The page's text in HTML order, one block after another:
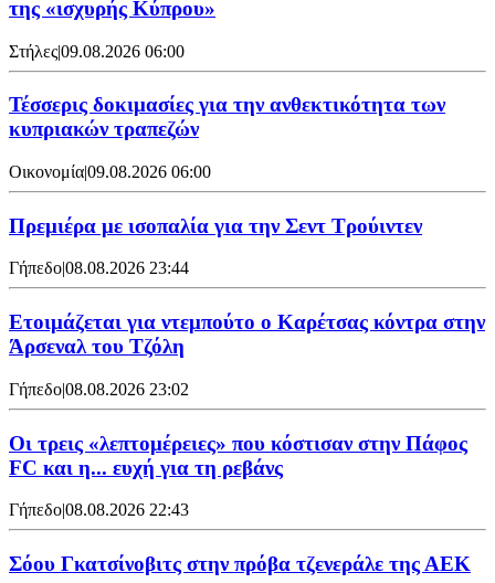
της «ισχυρής Κύπρου»
Στήλες|09.08.2026 06:00
Τέσσερις δοκιμασίες για την ανθεκτικότητα των
κυπριακών τραπεζών
Οικονομία|09.08.2026 06:00
Πρεμιέρα με ισοπαλία για την Σεντ Τρούιντεν
Γήπεδο|08.08.2026 23:44
Ετοιμάζεται για ντεμπούτο ο Καρέτσας κόντρα στην
Άρσεναλ του Τζόλη
Γήπεδο|08.08.2026 23:02
Οι τρεις «λεπτομέρειες» που κόστισαν στην Πάφος
FC και η... ευχή για τη ρεβάνς
Γήπεδο|08.08.2026 22:43
Σόου Γκατσίνοβιτς στην πρόβα τζενεράλε της ΑΕΚ